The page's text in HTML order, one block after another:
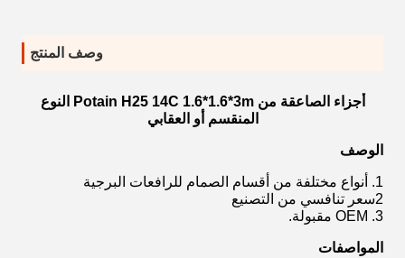
وصف المنتج
أجزاء الصاعقة من Potain H25 14C 1.6*1.6*3m النوع
المنقسم أو العقابي
الوصف
1. أنواع مختلفة من أقسام الصمام للرافعات البرجية
2سعر تنافسي من التصنيع
3. OEM مقبولة.
المواصفات